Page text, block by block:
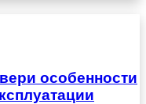
особенности